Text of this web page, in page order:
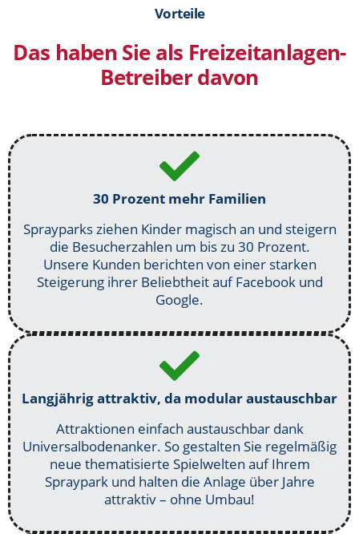
Vorteile
Das haben Sie als Freizeitanlagen-
Betreiber davon
30 Prozent mehr Familien
Sprayparks ziehen Kinder magisch an und steigern
die Besucherzahlen um bis zu 30 Prozent.
Unsere Kunden berichten von einer starken
Steigerung ihrer Beliebtheit auf Facebook und
Google.
Langjährig attraktiv, da modular austauschbar
Attraktionen einfach austauschbar dank
Universalbodenanker. So gestalten Sie regelmäßig
neue thematisierte Spielwelten auf Ihrem
Spraypark und halten die Anlage über Jahre
attraktiv – ohne Umbau!